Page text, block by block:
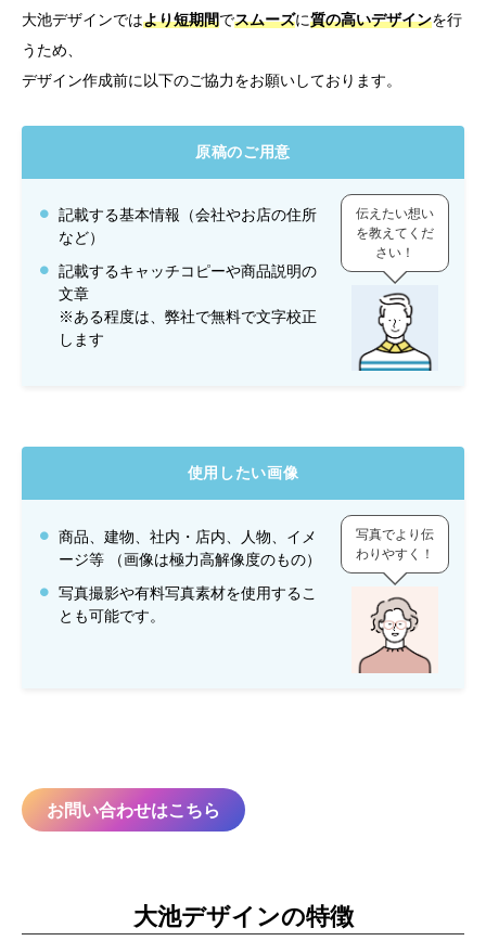
大池デザインではより短期間でスムーズに質の高いデザインを行
うため、
デザイン作成前に以下のご協力をお願いしております。
原稿のご用意
記載する基本情報（会社やお店の住所
など）
記載するキャッチコピーや商品説明の
文章
※ある程度は、弊社で無料で文字校正
します
伝えたい想い
を教えてくだ
さい！
使用したい画像
商品、建物、社内・店内、人物、イメ
ージ等 （画像は極力高解像度のもの）
写真撮影や有料写真素材を使用するこ
とも可能です。
写真でより伝
わりやすく！
お問い合わせはこちら
大池デザインの特徴